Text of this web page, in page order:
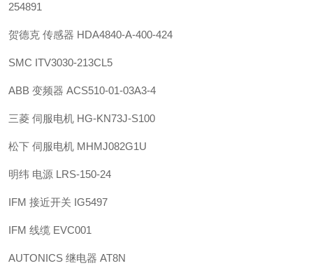
254891
贺德克 传感器 HDA4840-A-400-424
SMC ITV3030-213CL5
ABB 变频器 ACS510-01-03A3-4
三菱 伺服电机 HG-KN73J-S100
松下 伺服电机 MHMJ082G1U
明纬 电源 LRS-150-24
IFM 接近开关 IG5497
IFM 线缆 EVC001
AUTONICS 继电器 AT8N